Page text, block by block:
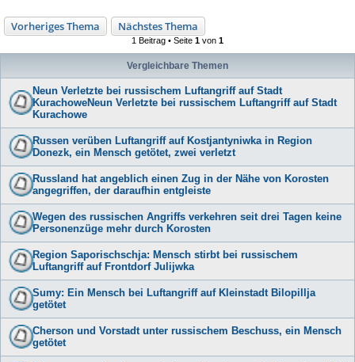
Vorheriges Thema Nächstes Thema
1 Beitrag • Seite 1 von 1
Vergleichbare Themen
Neun Verletzte bei russischem Luftangriff auf Stadt
KurachoweNeun Verletzte bei russischem Luftangriff auf Stadt
Kurachowe
Russen verüben Luftangriff auf Kostjantyniwka in Region
Donezk, ein Mensch getötet, zwei verletzt
Russland hat angeblich einen Zug in der Nähe von Korosten
angegriffen, der daraufhin entgleiste
Wegen des russischen Angriffs verkehren seit drei Tagen keine
Personenzüge mehr durch Korosten
Region Saporischschja: Mensch stirbt bei russischem
Luftangriff auf Frontdorf Julijwka
Sumy: Ein Mensch bei Luftangriff auf Kleinstadt Bilopillja
getötet
Cherson und Vorstadt unter russischem Beschuss, ein Mensch
getötet